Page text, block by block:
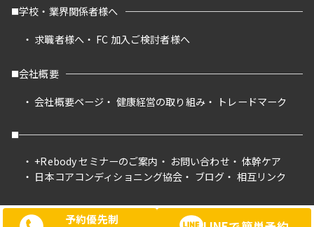
予約優先制
学校・業界関係者様へ
求職者様へ
FC 加入ご検討者様へ
会社概要
会社概要ページ
健康経営の取り組み トレードマーク
+Rebody セミナーのご案内 お問い合わせ
体幹ケア
日本コアコンディショニング協会
ブログ 相互リンク